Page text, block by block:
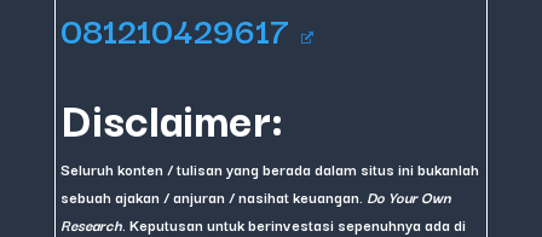
081210429617
Disclaimer:
Seluruh konten / tulisan yang berada dalam situs ini bukanlah
sebuah ajakan / anjuran / nasihat keuangan. Do Your Own
Research . Keputusan untuk berinvestasi sepenuhnya ada di